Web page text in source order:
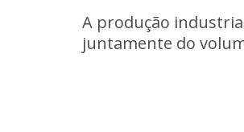
A produção
juntamente do